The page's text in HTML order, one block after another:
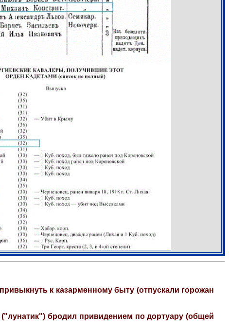
к казарменному быту (отпускали горожан
бродил привидением по дортуару (общей